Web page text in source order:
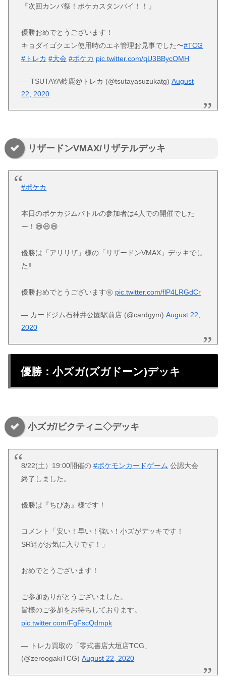
『次回カンバ祭！ポケカスタンバイ！！』
優勝おめでとうございます！
キョダイゴクエン使用時のエネ管理お見事でした〜#TCG
#トレカ #大会 #ポケカ pic.twitter.com/qU3BBycOMH
— TSUTAYA鈴鹿@トレカ (@tsutayasuzukatg)August
22, 2020
リザードンVMAX/リザテルデッキ
#ポケカ
本日のポケカジムバトルの参加者は4人での開催でした
ー！😄😄😄
優勝は「アリリザ」様の「リザードンVMAX」デッキでし
た‼️
優勝おめでとうございます㊗️ pic.twitter.com/flP4LRGdCr
— カードジム石神井公園駅前店 (@cardgym)August 22,
2020
優勝：小ズガ(ズガドーン)デッキ
小ズガ/ビクティニ◇デッキ
8/22(土）19:00開催の#ポケモンカードゲーム 公認大会
終了しました。
優勝は『ちびあ』様です！
コメント「安い！早い！強い！小ズがデッキです！
SR達がお気に入りです！」
おめでとうございます！
ご参加ありがとうございました。
皆様のご参加をお待ちしております。
pic.twitter.com/FgFscQdmpk
— トレカ買取の「零式書店大垣店TCG」
(@zeroogakiTCG)August 22, 2020